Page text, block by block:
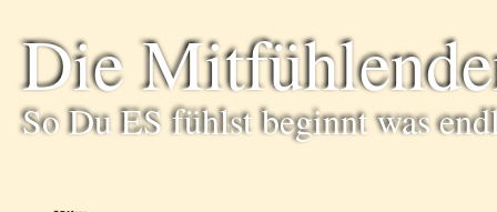
Die
So Du ES fühlst beginnt was